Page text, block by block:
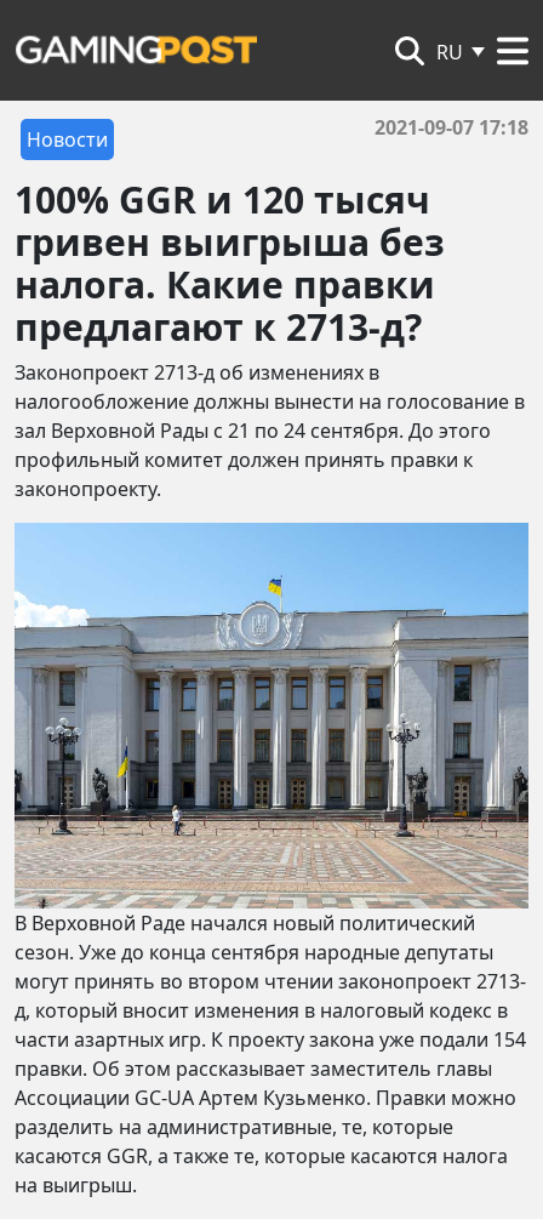
RU
Новости 2021-09-07 17:18
100% GGR и 120 тысяч
гривен выигрыша без
налога. Какие правки
предлагают к 2713-д?
Законопроект 2713-д об изменениях в
налогообложение должны вынести на голосование в
зал Верховной Рады с 21 по 24 сентября. До этого
профильный комитет должен принять правки к
законопроекту.
В Верховной Раде начался новый политический
сезон. Уже до конца сентября народные депутаты
могут принять во втором чтении законопроект 2713-
д, который вносит изменения в налоговый кодекс в
части азартных игр. К проекту закона уже подали 154
правки. Об этом рассказывает заместитель главы
Ассоциации GC-UA Артем Кузьменко. Правки можно
разделить на административные, те, которые
касаются GGR, а также те, которые касаются налога
на выигрыш.